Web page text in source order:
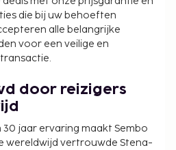
in de buurt: EUR 26 per
afstand; 24 uur geopend)
op basis van
50 eenmalige
vrijgesteld van toeslagen
die bij uw behoeften
alle belangrijke
voor een veilige en
door reizigers
30 jaar ervaring maakt Sembo
wereldwijd vertrouwde Stena-